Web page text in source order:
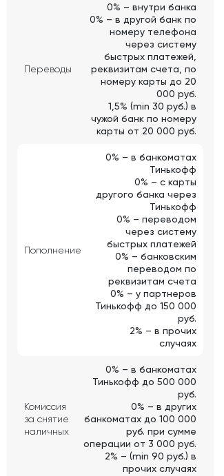
Переводы
0% – внутри банка
0% – в другой банк по
номеру телефона
через систему
быстрых платежей,
реквизитам счета, по
номеру карты до 20
000 руб.
1,5% (min 30 руб.) в
чужой банк по номеру
карты от 20 000 руб.
Пополнение
0% – в банкоматах
Тинькофф
0% – с карты
другого банка через
Тинькофф
0% – переводом
через систему
быстрых платежей
0% – банковским
переводом по
реквизитам счета
0% – у партнеров
Тинькофф до 150 000
руб.
2% – в прочих
случаях
Комиссия
за снятие
наличных
0% – в банкоматах
Тинькофф до 500 000
руб.
0% – в других
банкоматах до 100 000
руб. при сумме
операции от 3 000 руб.
2% – (min 90 руб.) в
прочих случаях